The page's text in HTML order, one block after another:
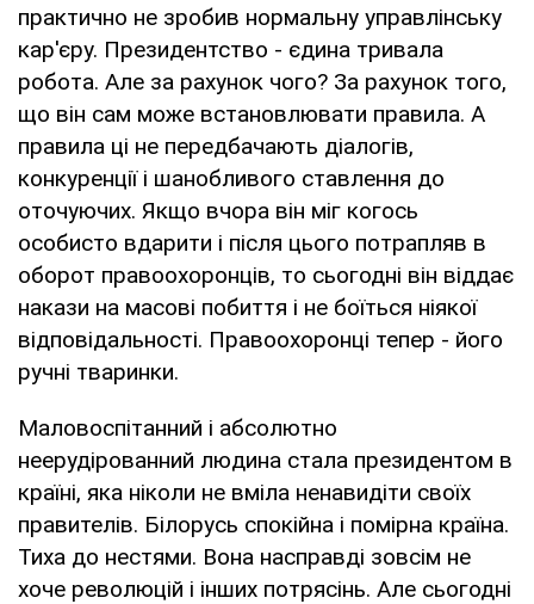
практично не зробив нормальну управлінську
кар'єру. Президентство - єдина тривала
робота. Але за рахунок чого? За рахунок того,
що він сам може встановлювати правила. А
правила ці не передбачають діалогів,
конкуренції і шанобливого ставлення до
оточуючих. Якщо вчора він міг когось
особисто вдарити і після цього потрапляв в
оборот правоохоронців, то сьогодні він віддає
накази на масові побиття і не боїться ніякої
відповідальності. Правоохоронці тепер - його
ручні тваринки.
Маловоспітанний і абсолютно
неерудірованний людина стала президентом в
країні, яка ніколи не вміла ненавидіти своїх
правителів. Білорусь спокійна і помірна країна.
Тиха до нестями. Вона насправді зовсім не
хоче революцій і інших потрясінь. Але сьогодні